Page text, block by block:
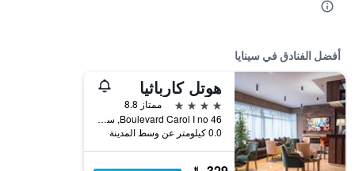
أفضل الفنادق في سينايا
هوتل كارباثيا
4 نجوم
ممتاز 8.8
Boulevard Carol I no 46, سينايا, رومانيا
0.0 كيلومتر عن وسط المدينة